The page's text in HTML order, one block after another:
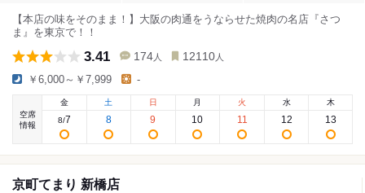
【本店の味をそのまま！】大阪の肉通をうならせた焼肉の名店『さつ
ま』を東京で！！
3.41 174 人 12110 人
￥6,000～￥7,999 -
空席
情報
金
8/7
土
8
日
9
月
10
火
11
水
12
木
13
京町てまり 新橋店